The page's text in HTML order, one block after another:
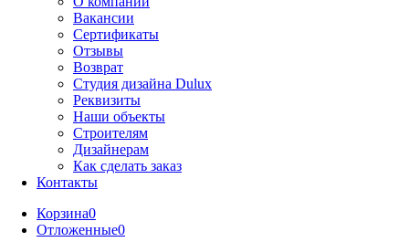
Вакансии
Сертификаты
Отзывы
Возврат
Студия дизайна Dulux
Реквизиты
Наши объекты
Строителям
Дизайнерам
Как сделать заказ
Контакты
Корзина0
Отложенные0